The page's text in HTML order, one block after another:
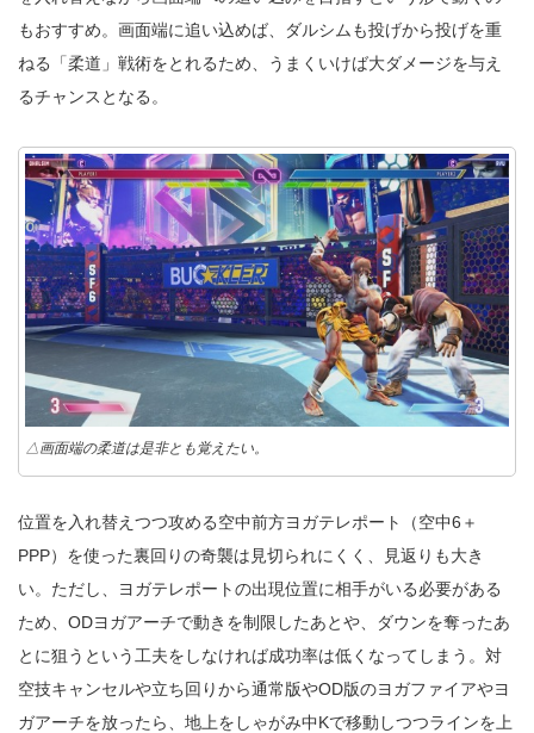
もおすすめ。画面端に追い込めば、ダルシムも投げから投げを重
ねる「柔道」戦術をとれるため、うまくいけば大ダメージを与え
るチャンスとなる。
△画面端の柔道は是非とも覚えたい。
位置を入れ替えつつ攻める空中前方ヨガテレポート（空中6＋
PPP）を使った裏回りの奇襲は見切られにくく、見返りも大き
い。ただし、ヨガテレポートの出現位置に相手がいる必要がある
ため、ODヨガアーチで動きを制限したあとや、ダウンを奪ったあ
とに狙うという工夫をしなければ成功率は低くなってしまう。対
空技キャンセルや立ち回りから通常版やOD版のヨガファイアやヨ
ガアーチを放ったら、地上をしゃがみ中Kで移動しつつラインを上